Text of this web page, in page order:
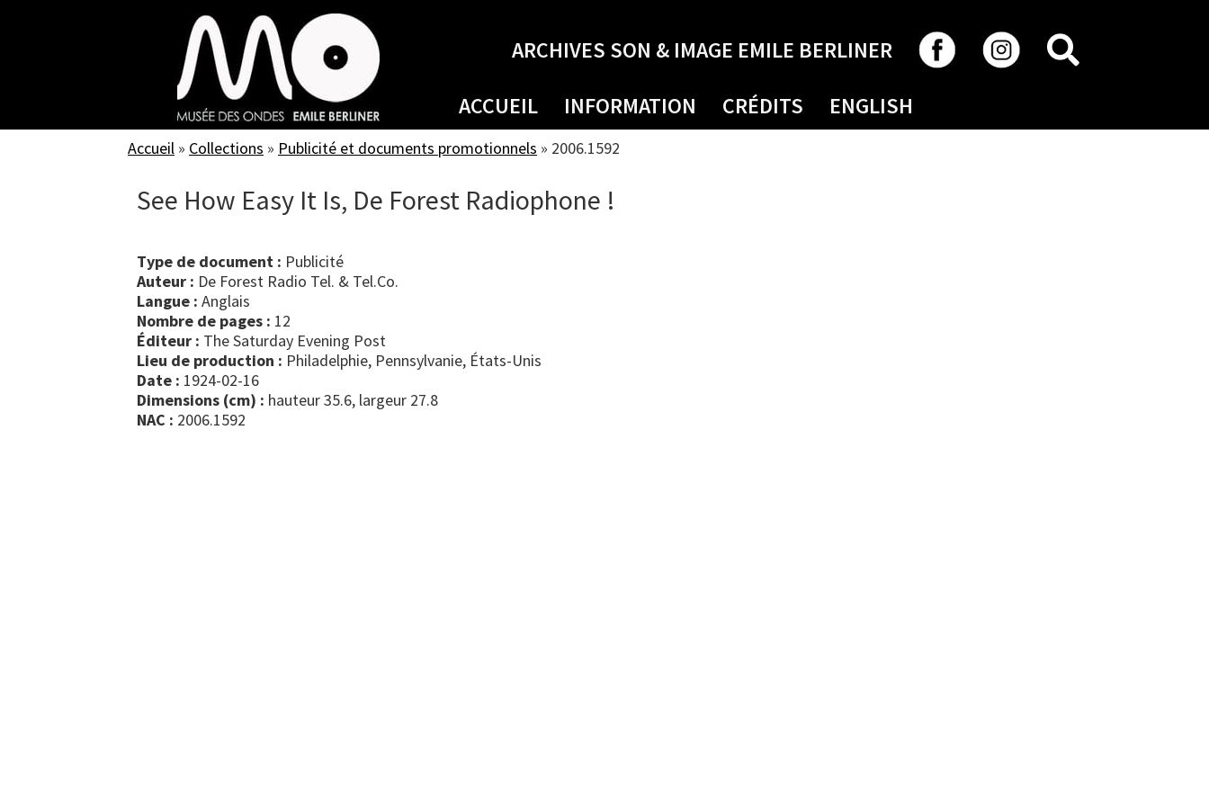
ARCHIVES SON & IMAGE EMILE BERLINER
ACCUEIL INFORMATION CRÉDITS ENGLISH
Accueil » Collections » Publicité et documents promotionnels » 2006.1592
See How Easy It Is, De Forest Radiophone !
Type de document :
publicité
Auteur : De Forest Radio Tel. & Tel.Co.
Langue : Anglais
Nombre de pages : 12
Éditeur : The Saturday Evening Post
Lieu de production : Philadelphie, Pennsylvanie, États-Unis
Date : 1924-02-16
Dimensions (cm) : hauteur 35.6, largeur 27.8
NAC : 2006.1592